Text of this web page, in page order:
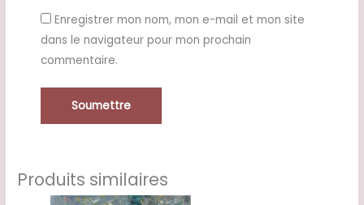
Enregistrer mon nom, mon e-mail et mon site
dans le navigateur pour mon prochain
commentaire.
Produits similaires